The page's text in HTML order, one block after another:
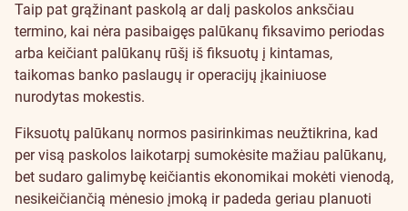
Taip pat grąžinant paskolą ar dalį paskolos anksčiau
termino, kai nėra pasibaigęs palūkanų fiksavimo periodas
arba keičiant palūkanų rūšį iš fiksuotų į kintamas,
taikomas banko paslaugų ir operacijų įkainiuose
nurodytas mokestis.
Fiksuotų palūkanų normos pasirinkimas neužtikrina, kad
per visą paskolos laikotarpį sumokėsite mažiau palūkanų,
bet sudaro galimybę keičiantis ekonomikai mokėti vienodą,
nesikeičiančią mėnesio įmoką ir padeda geriau planuoti